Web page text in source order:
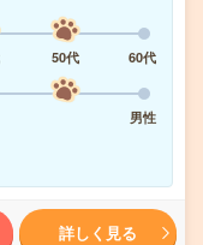
50代
60代
男性
詳しく見る